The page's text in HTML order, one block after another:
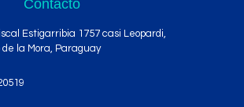
Contacto
Estigarribia 1757 casi Leopardi,
de la Mora, Paraguay